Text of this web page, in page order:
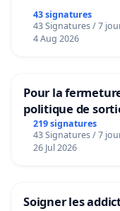
43 signatures
43 Signatures / 7
4 Aug 2026
Pour la
politique de
219 signatures
43 Signatures / 7
26 Jul 2026
Soigner les